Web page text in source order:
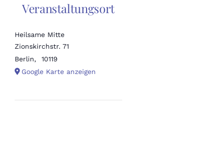
Veranstaltungsort
Heilsame Mitte
Zionskirchstr. 71
Berlin,
10119
Google Karte anzeigen